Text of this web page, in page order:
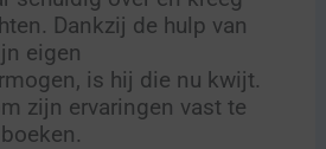
Dankzij de hulp van
eigen
is hij die nu kwijt.
zijn ervaringen vast te